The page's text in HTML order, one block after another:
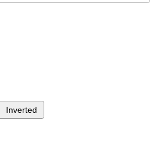
Inverted